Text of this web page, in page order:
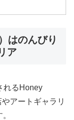
はのんびり
ア
れるHoney
アートギャラリ